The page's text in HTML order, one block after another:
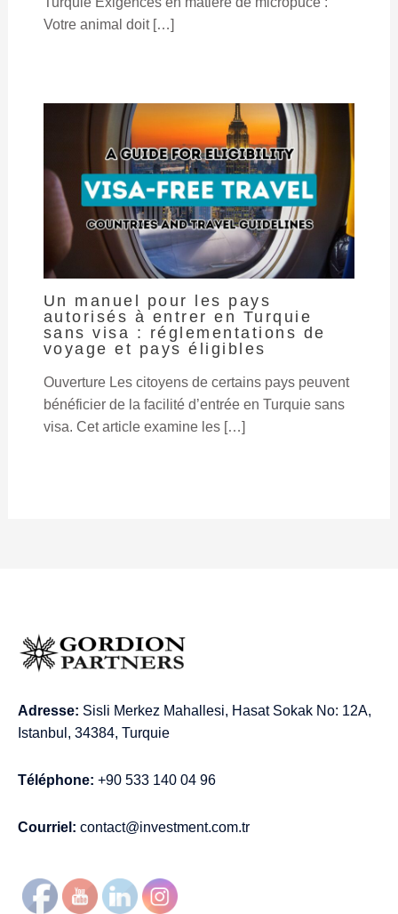
Votre animal doit […]
Un manuel pour les pays
autorisés à entrer en Turquie
sans visa : réglementations de
voyage et pays éligibles
Ouverture Les citoyens de certains pays peuvent
bénéficier de la facilité d’entrée en Turquie sans
visa. Cet article examine les […]
Adresse: Sisli Merkez Mahallesi, Hasat Sokak No: 12A,
Istanbul, 34384, Turquie
Téléphone: +90 533 140 04 96
Courriel: contact@investment.com.tr